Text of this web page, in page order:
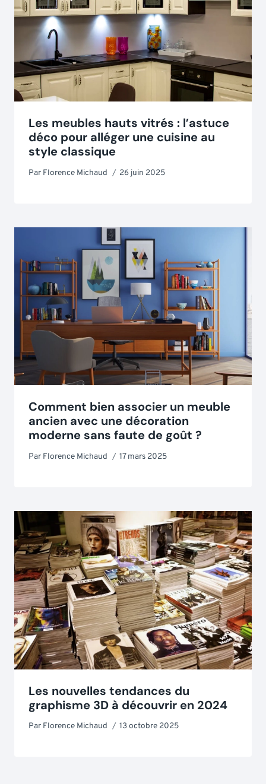
Les meubles hauts vitrés : l’astuce
déco pour alléger une cuisine au
style classique
Par Florence Michaud 26 juin 2025
Comment bien associer un meuble
ancien avec une décoration
moderne sans faute de goût ?
Par Florence Michaud 17 mars 2025
Les nouvelles tendances du
graphisme 3D à découvrir en 2024
Par Florence Michaud 13 octobre 2025